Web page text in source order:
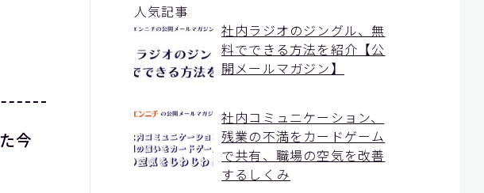
今
人気記事
社内ラジオのジングル、無
料でできる方法を紹介【公
開メールマガジン】
社内コミュニケーション、
残業の不満をカードゲーム
で共有、職場の空気を改善
するしくみ